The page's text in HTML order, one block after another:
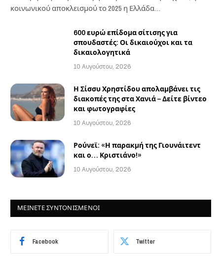
κοινωνικού αποκλεισμού το 2025 η Ελλάδα…
600 ευρώ επίδομα σίτισης για
σπουδαστές: Οι δικαιούχοι και τα
δικαιολογητικά
10 Αυγούστου, 2026
Η Σίσσυ Χρηστίδου απολαμβάνει τις
διακοπές της στα Χανιά – Δείτε βίντεο
και φωτογραφίες
10 Αυγούστου, 2026
Ρούνεϊ: «Η παρακμή της Γιουνάιτεντ
και ο… Κριστιάνο!»
10 Αυγούστου, 2026
ΜΕΙΝΕΤΕ ΣΥΝΤΟΝΙΣΜΕΝΟΙ
Facebook Twitter